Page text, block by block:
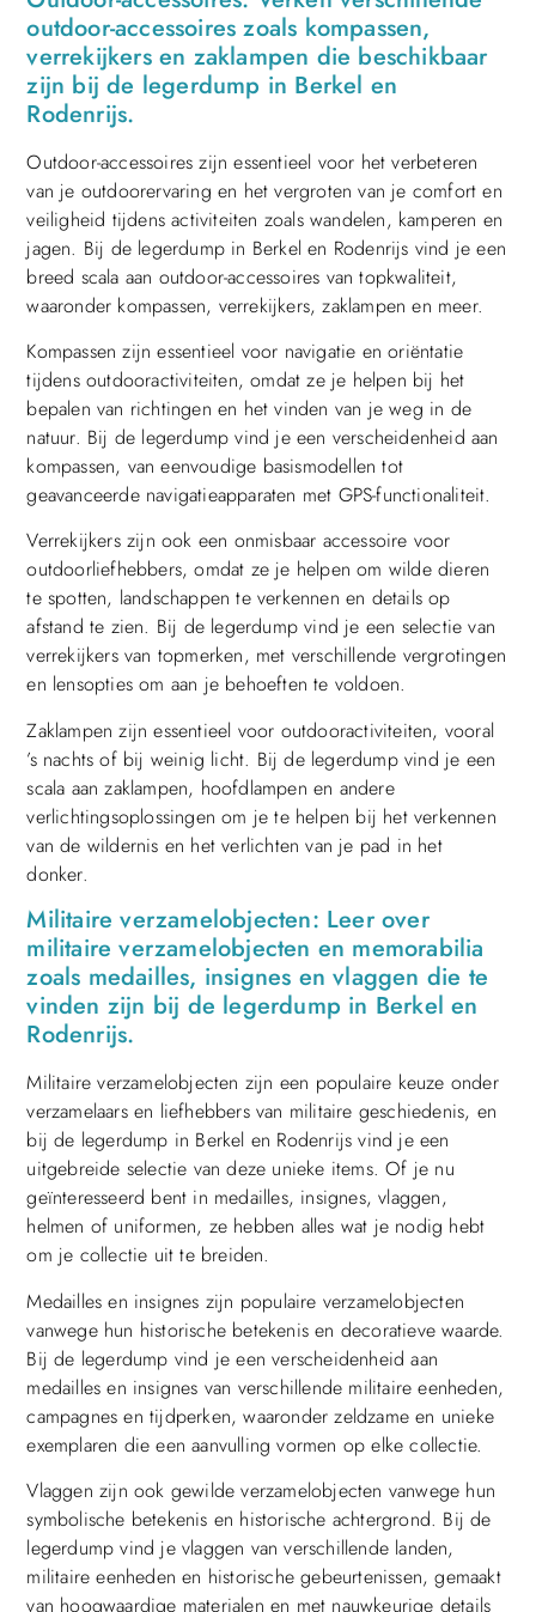
outdoor-accessoires zoals kompassen,
verrekijkers en zaklampen die beschikbaar
zijn bij de legerdump in Berkel en
Rodenrijs.
Outdoor-accessoires zijn essentieel voor het verbeteren
van je outdoorervaring en het vergroten van je comfort en
veiligheid tijdens activiteiten zoals wandelen, kamperen en
jagen. Bij de legerdump in Berkel en Rodenrijs vind je een
breed scala aan outdoor-accessoires van topkwaliteit,
waaronder kompassen, verrekijkers, zaklampen en meer.
Kompassen zijn essentieel voor navigatie en oriëntatie
tijdens outdooractiviteiten, omdat ze je helpen bij het
bepalen van richtingen en het vinden van je weg in de
natuur. Bij de legerdump vind je een verscheidenheid aan
kompassen, van eenvoudige basismodellen tot
geavanceerde navigatieapparaten met GPS-functionaliteit.
Verrekijkers zijn ook een onmisbaar accessoire voor
outdoorliefhebbers, omdat ze je helpen om wilde dieren
te spotten, landschappen te verkennen en details op
afstand te zien. Bij de legerdump vind je een selectie van
verrekijkers van topmerken, met verschillende vergrotingen
en lensopties om aan je behoeften te voldoen.
Zaklampen zijn essentieel voor outdooractiviteiten, vooral
’s nachts of bij weinig licht. Bij de legerdump vind je een
scala aan zaklampen, hoofdlampen en andere
verlichtingsoplossingen om je te helpen bij het verkennen
van de wildernis en het verlichten van je pad in het
donker.
Militaire verzamelobjecten: Leer over
militaire verzamelobjecten en memorabilia
zoals medailles, insignes en vlaggen die te
vinden zijn bij de legerdump in Berkel en
Rodenrijs.
Militaire verzamelobjecten zijn een populaire keuze onder
verzamelaars en liefhebbers van militaire geschiedenis, en
bij de legerdump in Berkel en Rodenrijs vind je een
uitgebreide selectie van deze unieke items. Of je nu
geïnteresseerd bent in medailles, insignes, vlaggen,
helmen of uniformen, ze hebben alles wat je nodig hebt
om je collectie uit te breiden.
Medailles en insignes zijn populaire verzamelobjecten
vanwege hun historische betekenis en decoratieve waarde.
Bij de legerdump vind je een verscheidenheid aan
medailles en insignes van verschillende militaire eenheden,
campagnes en tijdperken, waaronder zeldzame en unieke
exemplaren die een aanvulling vormen op elke collectie.
Vlaggen zijn ook gewilde verzamelobjecten vanwege hun
symbolische betekenis en historische achtergrond. Bij de
legerdump vind je vlaggen van verschillende landen,
militaire eenheden en historische gebeurtenissen, gemaakt
van hoogwaardige materialen en met nauwkeurige details